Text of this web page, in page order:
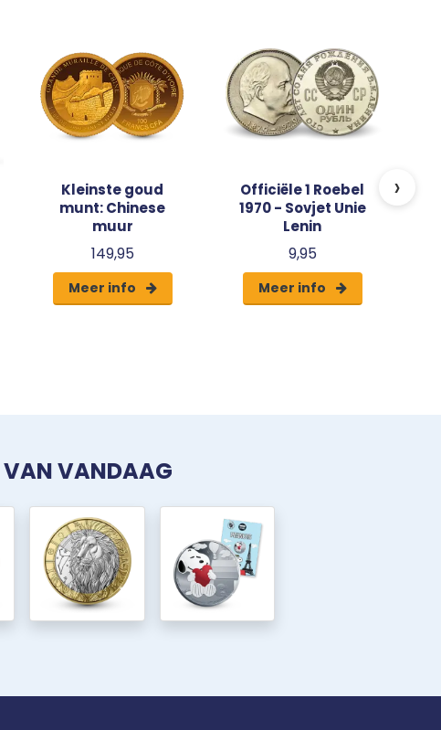
Kleinste goud
munt: Chinese
muur
149,95
Meer info
Officiële 1 Roebel
1970 - Sovjet Unie
Lenin
9,95
Meer info
›
VAN VANDAAG